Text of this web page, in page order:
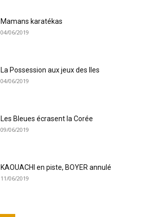
Mamans karatékas
04/06/2019
La Possession aux jeux des Iles
04/06/2019
Les Bleues écrasent la Corée
09/06/2019
KAOUACHI en piste, BOYER annulé
11/06/2019